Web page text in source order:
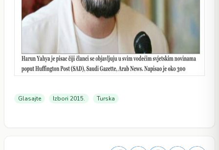
Glasajte Izbori 2015. Turska